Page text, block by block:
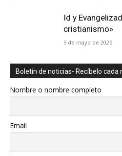
Id y
cristianismo»
5 de mayo de 2026
Boletín de noticias- Recíbelo cada
Nombre o nombre completo
Email